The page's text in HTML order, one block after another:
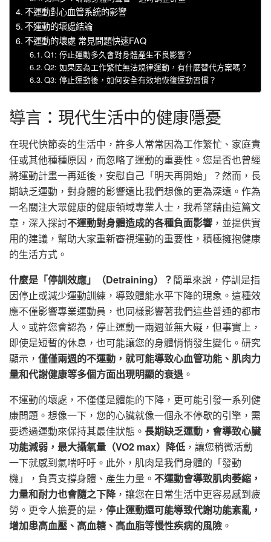
不運動對心血管系統的影響
不運動的壞處結論
不運動的壞處 常見問題快速FAQ
Q1: 停止運動多久會對身體產生不良影響？
Q2: 如果因為工作繁忙無法規律運動，有什麼替代方案嗎？
Q3: 停止運動後，如何安全有效地恢復運動習慣？
導言：現代生活中的健康隱憂
在現代快節奏的生活中，許多人常常因為工作繁忙、家庭責
任或其他種種原因，而忽略了運動的重要性。您是否也曾經
將運動計畫一再延後，安慰自己「明天再開始」？然而，長
期缺乏運動，對身體的影響遠比我們想像的更為深遠。作為
一名關注大眾健康的健康領域專業人士，我希望藉由這篇文
章，深入探討不運動對身體造成的各種負面影響 ，並提供實
用的建議，幫助大家重新審視運動的重要性，積極擁抱健康
的生活方式。
什麼是「停訓效應」（Detraining）？簡單來說，停訓是指
因停止或減少運動訓練，導致體能水平下降的現象。這種效
應不僅影響專業運動員，也同樣影響著我們這些普通的都市
人。或許您會認為，停止運動一兩週並無大礙，但事實上，
即使是短暫的休息，也可能讓您的身體悄悄發生變化。研究
顯示， 僅僅兩週的不運動，就可能導致心血管功能、肌肉力
量和代謝健康等多個方面出現明顯的衰退 。
不運動的壞處，不僅僅是體能的下降，更可能引發一系列健
康問題。想像一下，您的心臟就像一個永不停歇的引擎，需
要透過運動來保持其最佳狀態。 長期缺乏運動，會導致心臟
功能減弱，最大攝氧量（VO2 max）降低 ，讓您稍微活動
一下就感到氣喘吁吁。此外，肌肉是我們身體的「發動
機」，負責支撐身體、產生力量。 不運動會導致肌肉萎縮，
力量和耐力也會隨之下降，讓您在日常生活中更容易感到疲
勞。更令人擔憂的是， 停止運動還可能導致代謝功能紊亂，
增加患高血壓、高血糖、高血脂等慢性疾病的風險 。